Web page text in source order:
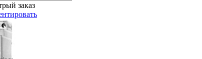
заказ